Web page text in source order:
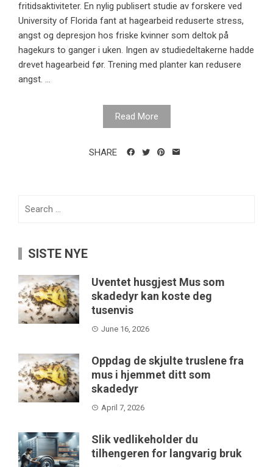
fritidsaktiviteter. En nylig publisert studie av forskere ved
University of Florida fant at hagearbeid reduserte stress,
angst og depresjon hos friske kvinner som deltok på
hagekurs to ganger i uken. Ingen av studiedeltakerne hadde
drevet hagearbeid før. Trening med planter kan redusere
angst. ...
Read More
SHARE
SISTE NYE
Uventet husgjest Mus som
skadedyr kan koste deg
tusenvis
June 16, 2026
Oppdag de skjulte truslene fra
mus i hjemmet ditt som
skadedyr
April 7, 2026
Slik vedlikeholder du
tilhengeren for langvarig bruk